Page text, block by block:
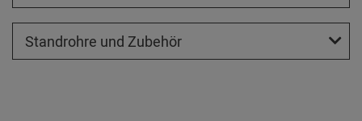
Standrohre und Zubehör